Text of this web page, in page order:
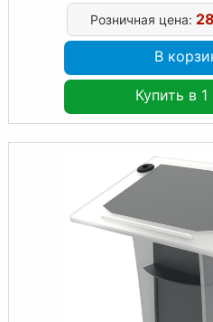
Розничная цена:
В
Купить в 1